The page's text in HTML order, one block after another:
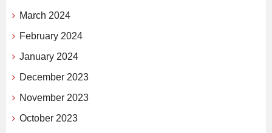
March 2024
February 2024
January 2024
December 2023
November 2023
October 2023